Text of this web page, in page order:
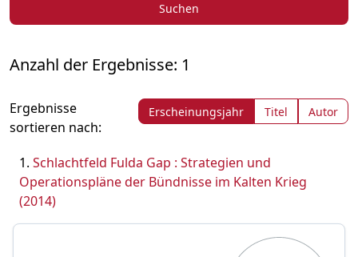
Suchen
Anzahl der Ergebnisse: 1
Ergebnisse
sortieren nach:
Erscheinungsjahr Titel Autor
Schlachtfeld Fulda Gap : Strategien und
Operationspläne der Bündnisse im Kalten Krieg
(2014)